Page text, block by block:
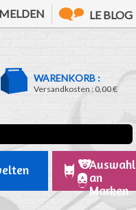
LE BLOG
WARENKORB :
Versandkosten :0,00 €
Auswahl
an
Marken